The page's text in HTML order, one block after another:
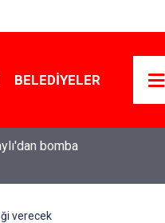
BELEDIYELER
verecek